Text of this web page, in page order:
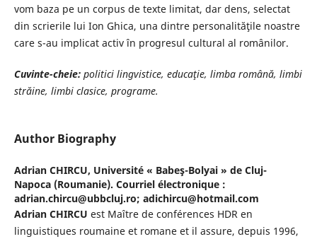
vom baza pe un corpus de texte limitat, dar dens, selectat
din scrierile lui Ion Ghica, una dintre personalităţile noastre
care s-au implicat activ în progresul cultural al românilor.
Cuvinte-cheie: politici lingvistice, educaţie, limba română, limbi
străine, limbi clasice, programe.
Author Biography
Adrian CHIRCU, Université « Babeş-Bolyai » de Cluj-
Napoca (Roumanie). Courriel électronique :
adrian.chircu@ubbcluj.ro; adichircu@hotmail.com
Adrian CHIRCU est Maître de conférences HDR en
linguistiques roumaine et romane et il assure, depuis 1996,